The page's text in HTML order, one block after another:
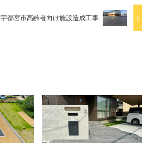
宇都宮市高齢者向け施設造成工事